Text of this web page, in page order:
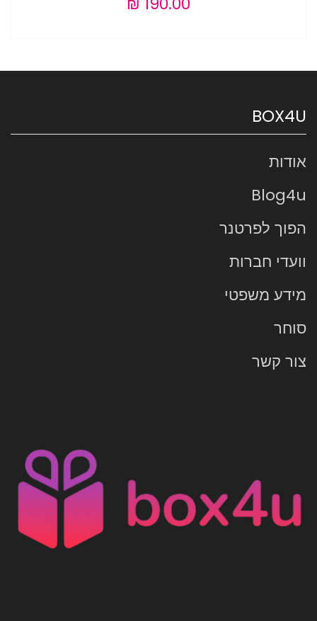
BOX4U
אודות
Blog4u
הפוך לפרטנר
וועדי חברות
מידע משפטי
סוחר
צור קשר